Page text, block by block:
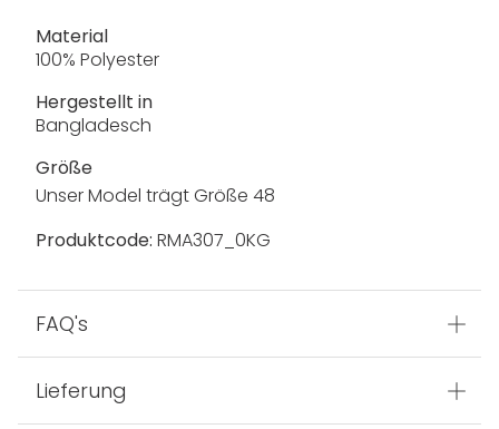
Material
100% Polyester
Hergestellt in
Bangladesch
Größe
Unser Model trägt Größe 48
Produktcode: RMA307_0KG
FAQ's
Lieferung